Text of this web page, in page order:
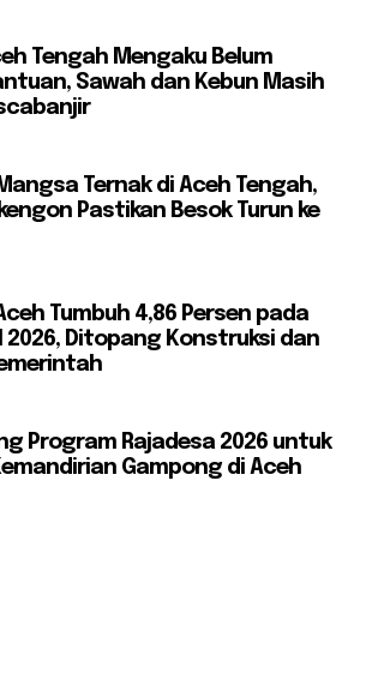
Tengah Mengaku Belum
Sawah dan Kebun Masih
Ternak di Aceh Tengah,
Pastikan Besok Turun ke
Tumbuh 4,86 Persen pada
2026, Ditopang Konstruksi dan
Program Rajadesa 2026 untuk
Gampong di Aceh